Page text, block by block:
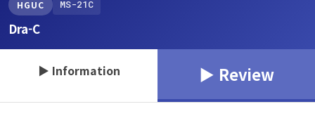
HGUC MS-21C
Dra-C
▶ Information ▶ Review